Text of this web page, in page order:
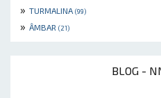
» TURMALINA (99)
» ÂMBAR (21)
BLOG -